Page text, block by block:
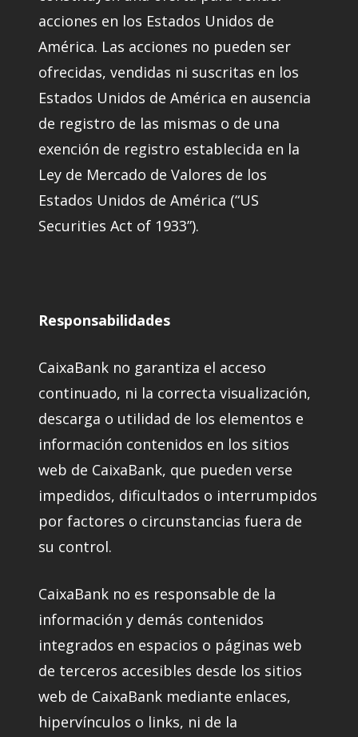
acciones en los Estados Unidos de
América. Las acciones no pueden ser
ofrecidas, vendidas ni suscritas en los
Estados Unidos de América en ausencia
de registro de las mismas o de una
exención de registro establecida en la
Ley de Mercado de Valores de los
Estados Unidos de América (“US
Securities Act of 1933”).
Responsabilidades
CaixaBank no garantiza el acceso
continuado, ni la correcta visualización,
descarga o utilidad de los elementos e
información contenidos en los sitios
web de CaixaBank, que pueden verse
impedidos, dificultados o interrumpidos
por factores o circunstancias fuera de
su control.
CaixaBank no es responsable de la
información y demás contenidos
integrados en espacios o páginas web
de terceros accesibles desde los sitios
web de CaixaBank mediante enlaces,
hipervínculos o links, ni de la